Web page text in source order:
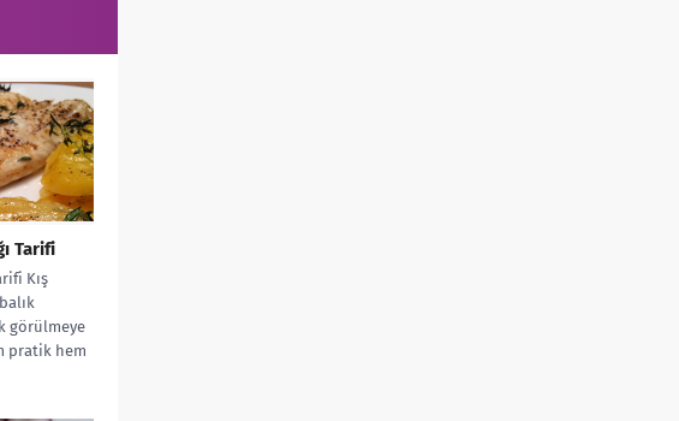
Tarifi
Kış
görülmeye
pratik hem